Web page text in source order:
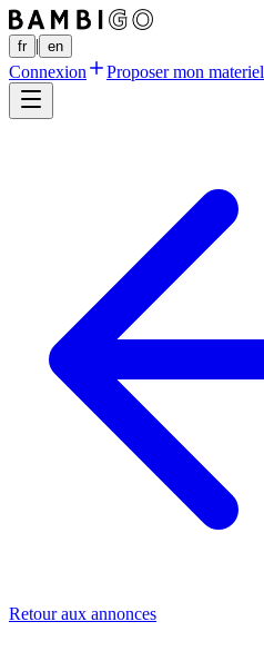
fr | en
Connexion Proposer mon materiel
Retour aux annonces